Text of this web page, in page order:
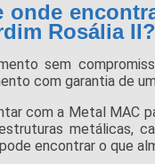
onde
Rosália II?
sem
com garantia de
com a Metal MAC
metálicas,
encontrar o que